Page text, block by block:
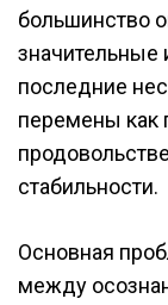
большинство
значительные
последние
перемены как
стабильности.
Основная
между